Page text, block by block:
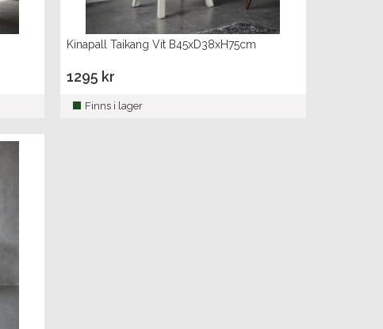
Kinapall Taikang Vit B45xD38xH75cm
1295 kr
Finns i lager